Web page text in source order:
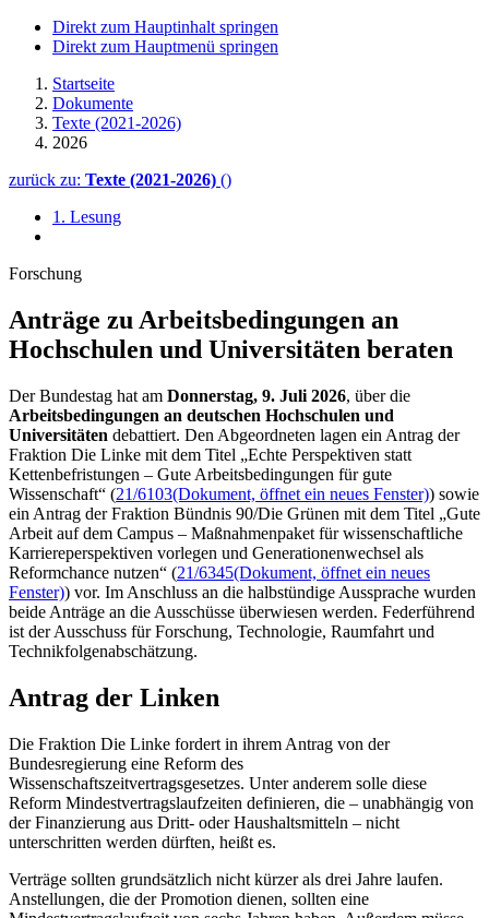
Direkt zum Hauptinhalt springen
Direkt zum Hauptmenü springen
Startseite
Dokumente
Texte (2021-2026)
2026
zurück zu: Texte (2021-2026) ()
1. Lesung
Forschung
Anträge zu Arbeitsbedingungen an
Hochschulen und Universitäten beraten
Der Bundestag hat am Donnerstag, 9. Juli 2026, über die
Arbeitsbedingungen an deutschen Hochschulen und
Universitäten debattiert. Den Abgeordneten lagen ein Antrag der
Fraktion Die Linke mit dem Titel „Echte Perspektiven statt
Kettenbefristungen – Gute Arbeitsbedingungen für gute
Wissenschaft“ (21/6103(Dokument, öffnet ein neues Fenster)) sowie
ein Antrag der Fraktion Bündnis 90/Die Grünen mit dem Titel „Gute
Arbeit auf dem Campus – Maßnahmenpaket für wissenschaftliche
Karriereperspektiven vorlegen und Generationenwechsel als
Reformchance nutzen“ (21/6345(Dokument, öffnet ein neues
Fenster)) vor. Im Anschluss an die halbstündige Aussprache wurden
beide Anträge an die Ausschüsse überwiesen werden. Federführend
ist der Ausschuss für Forschung, Technologie, Raumfahrt und
Technikfolgenabschätzung.
Antrag der Linken
Die Fraktion Die Linke fordert in ihrem Antrag von der
Bundesregierung eine Reform des
Wissenschaftszeitvertragsgesetzes. Unter anderem solle diese
Reform Mindestvertragslaufzeiten definieren, die – unabhängig von
der Finanzierung aus Dritt- oder Haushaltsmitteln – nicht
unterschritten werden dürften, heißt es.
Verträge sollten grundsätzlich nicht kürzer als drei Jahre laufen.
Anstellungen, die der Promotion dienen, sollten eine